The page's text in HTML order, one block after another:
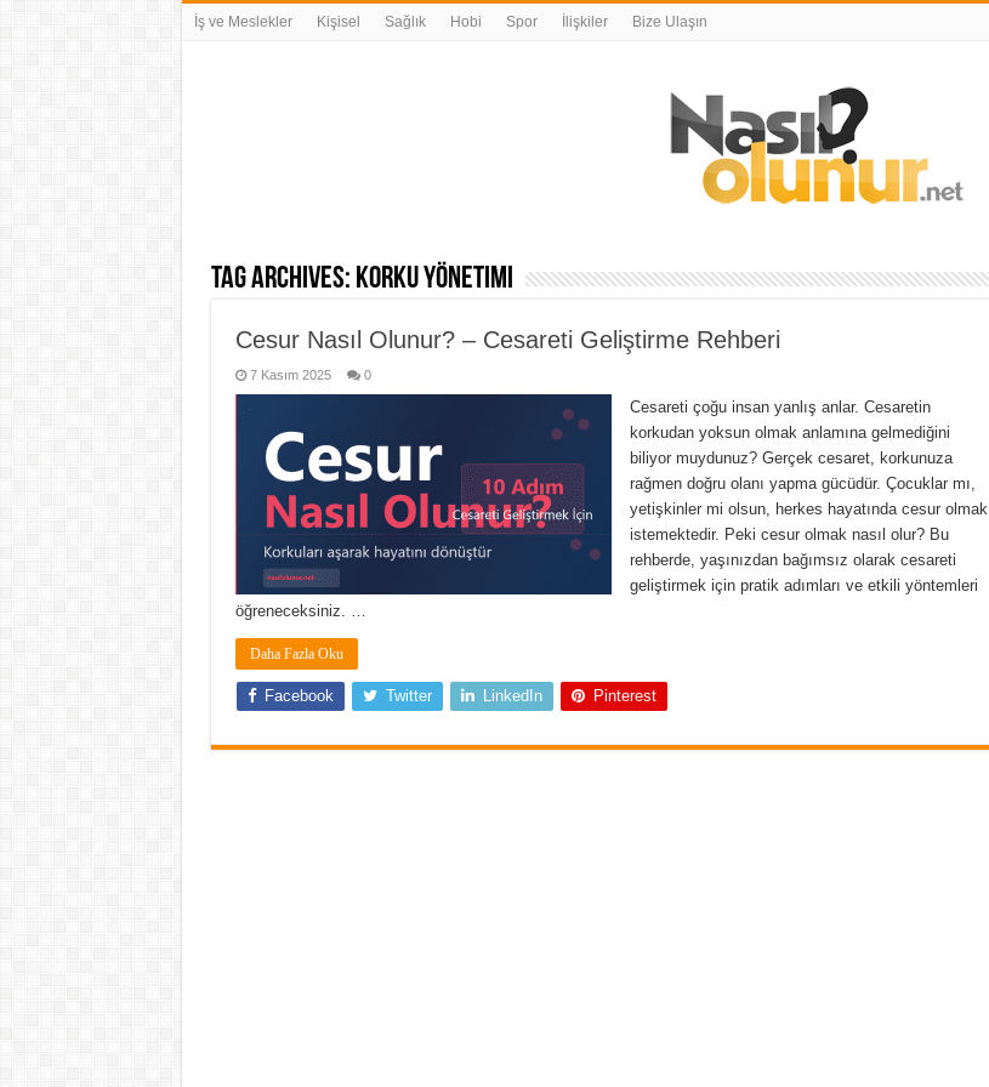
İş ve Meslekler Kişisel Sağlık Hobi Spor İlişkiler Bize Ulaşın
Tag Archives: korku yönetimi
Cesur Nasıl Olunur? – Cesareti Geliştirme Rehberi
7 Kasım 2025 0
Cesareti çoğu insan yanlış anlar. Cesaretin
korkudan yoksun olmak anlamına gelmediğini
biliyor muydunuz? Gerçek cesaret, korkunuza
rağmen doğru olanı yapma gücüdür. Çocuklar mı,
yetişkinler mi olsun, herkes hayatında cesur olmak
istemektedir. Peki cesur olmak nasıl olur? Bu
rehberde, yaşınızdan bağımsız olarak cesareti
geliştirmek için pratik adımları ve etkili yöntemleri
öğreneceksiniz. …
Daha Fazla Oku
Facebook Twitter LinkedIn Pinterest